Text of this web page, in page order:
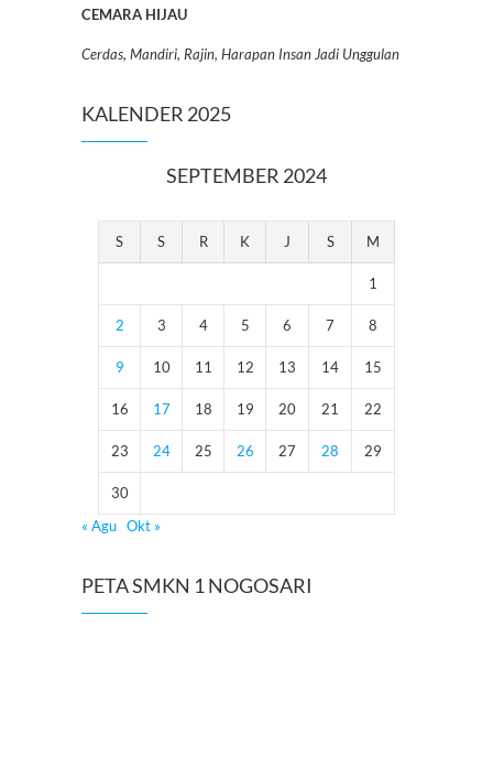
CEMARA HIJAU
Cerdas, Mandiri, Rajin, Harapan Insan Jadi Unggulan
KALENDER 2025
SEPTEMBER 2024
S S R K J S M
1
2 3 4 5 6 7 8
9 10 11 12 13 14 15
16 17 18 19 20 21 22
23 24 25 26 27 28 29
30
« Agu Okt »
PETA SMKN 1 NOGOSARI